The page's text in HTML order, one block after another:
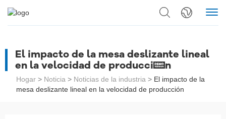
El impacto de la mesa deslizante lineal
en la velocidad de producción
Hogar > Noticia > Noticias de la industria > El impacto de la
mesa deslizante lineal en la velocidad de producción